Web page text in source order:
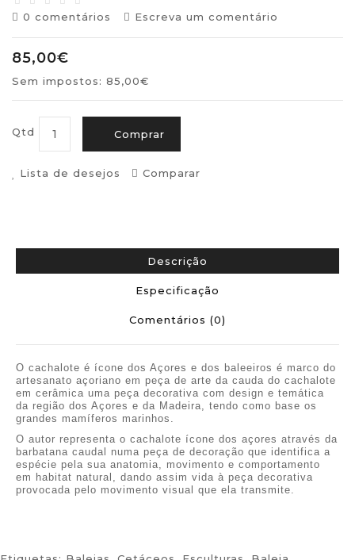
0 comentários Escreva um comentário
85,00€
Sem impostos: 85,00€
Qtd Comprar
Lista de desejos Comparar
Descrição
Especificação
Comentários (0)
O cachalote é ícone dos Açores e dos baleeiros é marco do
artesanato açoriano em peça de arte da cauda do cachalote
em cerâmica uma peça decorativa com design e temática
da região dos Açores e da Madeira, tendo como base os
grandes mamíferos marinhos.
O autor representa o cachalote ícone dos açores através da
barbatana caudal numa peça de decoração que identifica a
espécie pela sua anatomia, movimento e comportamento
em habitat natural, dando assim vida à peça decorativa
provocada pelo movimento visual que ela transmite.